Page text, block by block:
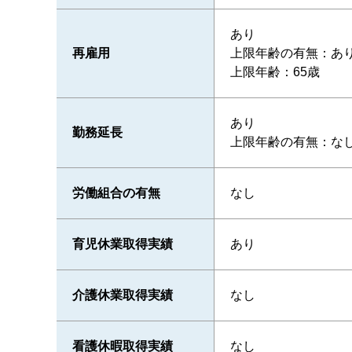
再雇用
あり
上限年齢の有無：あ
上限年齢：65歳
勤務延長
あり
上限年齢の有無：な
労働組合の有無 なし
育児休業取得実績 あり
介護休業取得実績 なし
看護休暇取得実績 なし